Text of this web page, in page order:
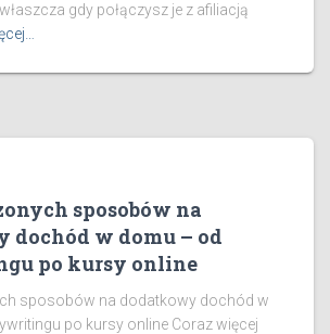
gdy połączysz je z afiliacją
sposobów na
dochód w domu – od
po kursy online
sposobów na dodatkowy dochód w
po kursy online Coraz więcej